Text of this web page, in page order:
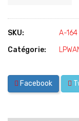
SKU:
A-164
Catégorie:
Facebook